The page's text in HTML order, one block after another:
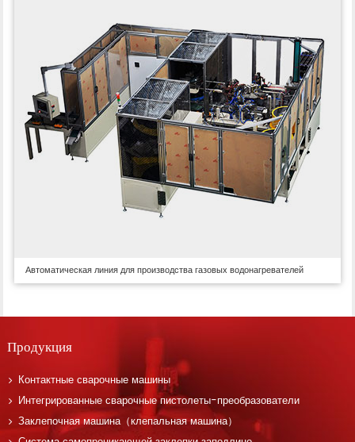
Автоматическая линия для производства газовых водонагревателей
Продукция
Контактные сварочные машины
Интегрированные сварочные пистолеты-преобразователи
Заклепочная машина（клепальная машина）